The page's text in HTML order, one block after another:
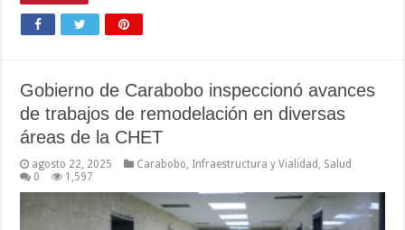
Gobierno de Carabobo inspeccionó avances
de trabajos de remodelación en diversas
áreas de la CHET
agosto 22, 2025 Carabobo, Infraestructura y Vialidad , Salud
0
1,597